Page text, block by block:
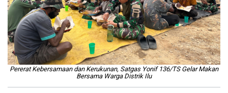
Pererat Kebersamaan dan Kerukunan, Satgas Yonif 136/TS Gelar Makan
Bersama Warga Distrik Ilu